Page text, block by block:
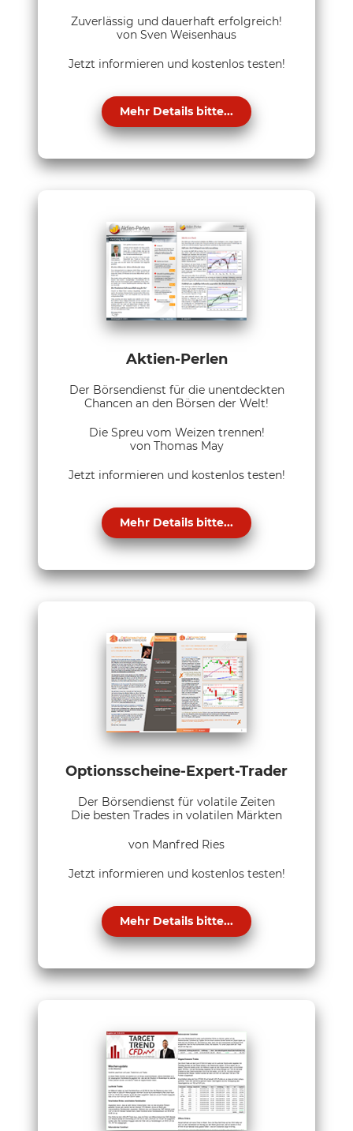
Zuverlässig und dauerhaft erfolgreich!
von Sven Weisenhaus
Jetzt informieren und kostenlos testen!
Mehr Details bitte...
Aktien-Perlen
Der Börsendienst für die unentdeckten
Chancen an den Börsen der Welt!
Die Spreu vom Weizen trennen!
von Thomas May
Jetzt informieren und kostenlos testen!
Mehr Details bitte...
Optionsscheine-Expert-Trader
Der Börsendienst für volatile Zeiten
Die besten Trades in volatilen Märkten
von Manfred Ries
Jetzt informieren und kostenlos testen!
Mehr Details bitte...